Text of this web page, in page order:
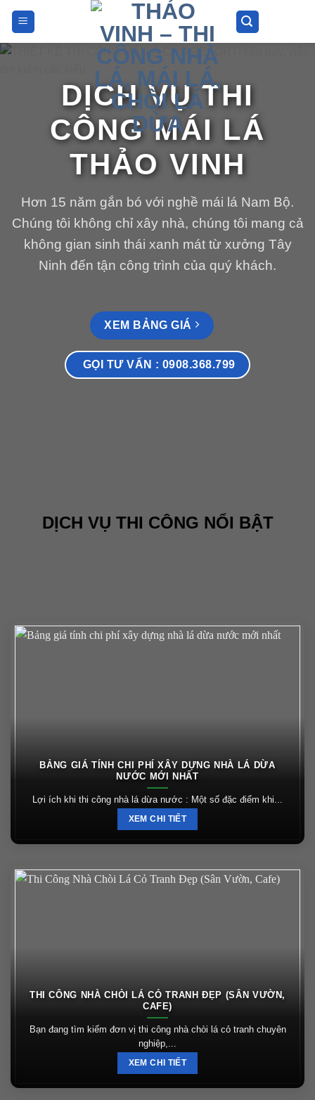
Bỏ
qua
nội
DỊCH VỤ THI
CÔNG MÁI LÁ
THẢO VINH
Hơn 15 năm gắn bó với nghề mái lá Nam Bộ.
Chúng tôi không chỉ xây nhà, chúng tôi mang cả
không gian sinh thái xanh mát từ xưởng Tây
Ninh đến tận công trình của quý khách.
XEM BẢNG GIÁ
GỌI TƯ VẤN : 0908.368.799
DỊCH VỤ THI CÔNG NỔI BẬT
BẢNG GIÁ TÍNH CHI PHÍ XÂY DỰNG NHÀ LÁ DỪA
NƯỚC MỚI NHẤT
Lợi ích khi thi công nhà lá dừa nước : Một số đặc điểm khi...
XEM CHI TIẾT
THI CÔNG NHÀ CHÒI LÁ CỎ TRANH ĐẸP (SÂN VƯỜN,
CAFE)
Bạn đang tìm kiếm đơn vị thi công nhà chòi lá cỏ tranh chuyên
nghiệp,...
XEM CHI TIẾT